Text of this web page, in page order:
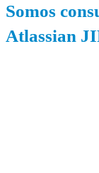
Somos
Atlassian